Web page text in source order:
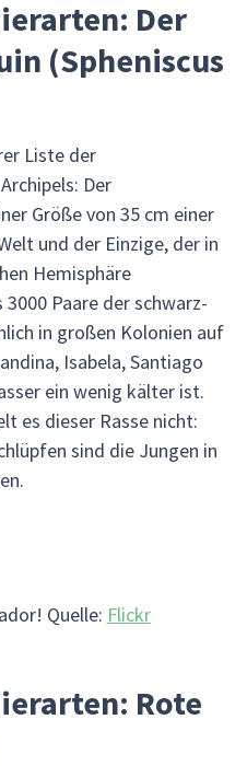
Der
(Spheniscus
Liste der
Der
Größe von 35 cm einer
und der Einzige, der in
Hemisphäre
Paare der schwarz-
in großen Kolonien auf
Isabela, Santiago
ein wenig kälter ist.
es dieser Rasse nicht:
sind die Jungen in
Quelle: Flickr
Rote